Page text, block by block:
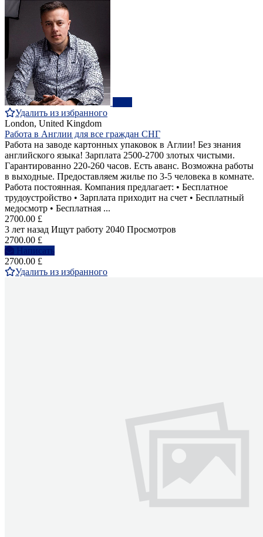
Удалить из избранного
London, United Kingdom
Работа в Англии для все граждан СНГ
Работа на заводе картонных упаковок в Аглии! Без знания
английского языка! Зарплата 2500-2700 злотых чистыми.
Гарантированно 220-260 часов. Есть аванс. Возможна работы
в выходные. Предоставляем жилье по 3-5 человека в комнате.
Работа постоянная. Компания предлагает: • Бесплатное
трудоустройство • Зарплата приходит на счет • Бесплатный
медосмотр • Бесплатная ...
2700.00 £
3 лет назад Ищут работу 2040 Просмотров
2700.00 £
Написать
2700.00 £
Удалить из избранного